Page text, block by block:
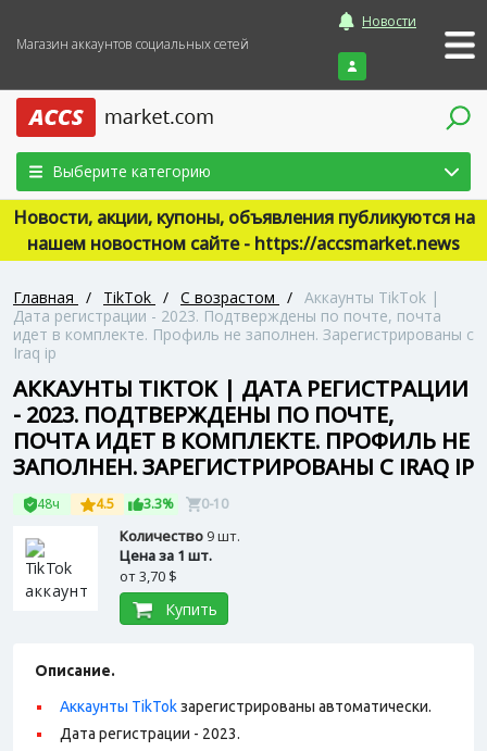
Магазин аккаунтов социальных сетей
Новости
Войти
Выберите категорию
Новости, акции, купоны, объявления публикуются на
нашем новостном сайте - https://accsmarket.news
Главная / TikTok / С возрастом / Аккаунты TikTok |
Дата регистрации - 2023. Подтверждены по почте, почта
идет в комплекте. Профиль не заполнен. Зарегистрированы с
Iraq ip
АККАУНТЫ TIKTOK | ДАТА РЕГИСТРАЦИИ
- 2023. ПОДТВЕРЖДЕНЫ ПО ПОЧТЕ,
ПОЧТА ИДЕТ В КОМПЛЕКТЕ. ПРОФИЛЬ НЕ
ЗАПОЛНЕН. ЗАРЕГИСТРИРОВАНЫ С IRAQ IP
48ч 4.5 3.3% 0-10
Количество 9 шт.
Цена за 1 шт.
от3,70 $
Купить
Описание.
Аккаунты TikTokзарегистрированы автоматически.
Дата регистрации - 2023.